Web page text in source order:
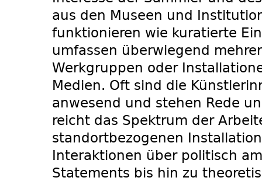
aus den Museen und
funktionieren wie kura­tierte
umfassen überwiegend
Werkgruppen oder
Medien. Oft sind die
anwesend und stehen Rede
reicht das Spektrum der
standortbezoge­nen
Interaktionen über politisch
Statements bis hin zu